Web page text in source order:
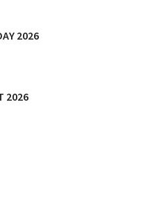
2026
2026